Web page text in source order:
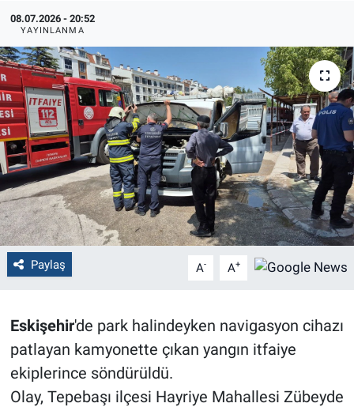
08.07.2026 - 20:52
YAYINLANMA
Paylaş A- A+
Eskişehir'de park halindeyken navigasyon cihazı
patlayan kamyonette çıkan yangın itfaiye
ekiplerince söndürüldü.
Olay, Tepebaşı ilçesi Hayriye Mahallesi Zübeyde
Alış-Veriş/İş dünyası
Kültür Sanat
Politika
Bilecik
Kütahya
Gezi
Genel
Çevre
Magazin
Bilim ve Teknoloji